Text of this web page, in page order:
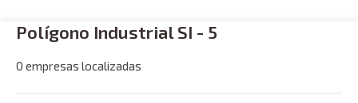
Polígono Industrial SI - 5
0 empresas localizadas